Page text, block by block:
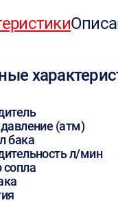
(атм)
бака
л/мин